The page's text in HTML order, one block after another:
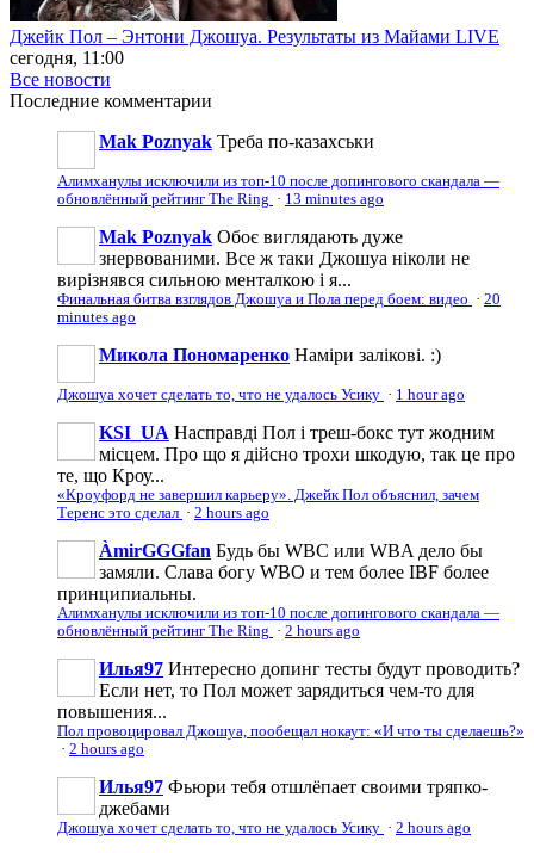
Джейк Пол – Энтони Джошуа. Результаты из Майами LIVE
сегодня, 11:00
Все новости
Последние комментарии
Mak Poznyak Треба по-казахськи
Алимханулы исключили из топ-10 после допингового скандала —
обновлённый рейтинг The Ring · 13 minutes ago
Mak Poznyak Обоє виглядають дуже
знервованими. Все ж таки Джошуа ніколи не
вирізнявся сильною менталкою і я...
Финальная битва взглядов Джошуа и Пола перед боем: видео · 20
minutes ago
Микола Пономаренко Наміри залікові. :)
Джошуа хочет сделать то, что не удалось Усику · 1 hour ago
KSI_UA Насправді Пол і треш-бокс тут жодним
місцем. Про що я дійсно трохи шкодую, так це про
те, що Кроу...
«Кроуфорд не завершил карьеру». Джейк Пол объяснил, зачем
Теренс это сделал · 2 hours ago
ÀmirGGGfan Будь бы WBC или WBA дело бы
замяли. Слава богу WBO и тем более IBF более
принципиальны.
Алимханулы исключили из топ-10 после допингового скандала —
обновлённый рейтинг The Ring · 2 hours ago
Илья97 Интересно допинг тесты будут проводить?
Если нет, то Пол может зарядиться чем-то для
повышения...
Пол провоцировал Джошуа, пообещал нокаут: «И что ты сделаешь?»
· 2 hours ago
Илья97 Фьюри тебя отшлёпает своими тряпко-
джебами
Джошуа хочет сделать то, что не удалось Усику · 2 hours ago